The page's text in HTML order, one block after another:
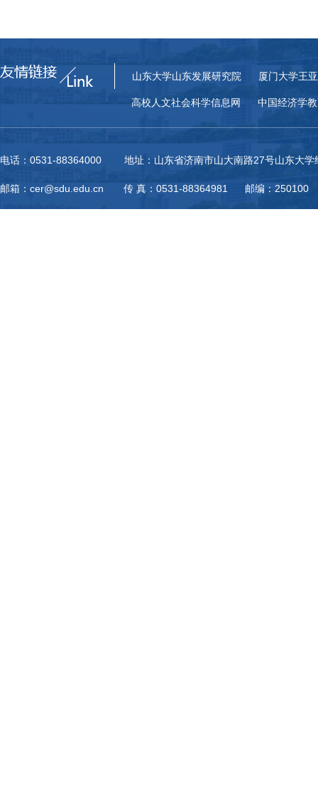
山东大学山东发展研究院 厦门大学王
高校人文社会科学信息网 中国经济学
电话：0531-88364000 地址：山东省济南市山大南路27号山东大学
邮箱：cer@sdu.edu.cn 传 真：0531-88364981 邮编：250100